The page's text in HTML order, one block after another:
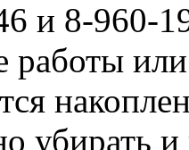
и 8-960-
работы
убирать